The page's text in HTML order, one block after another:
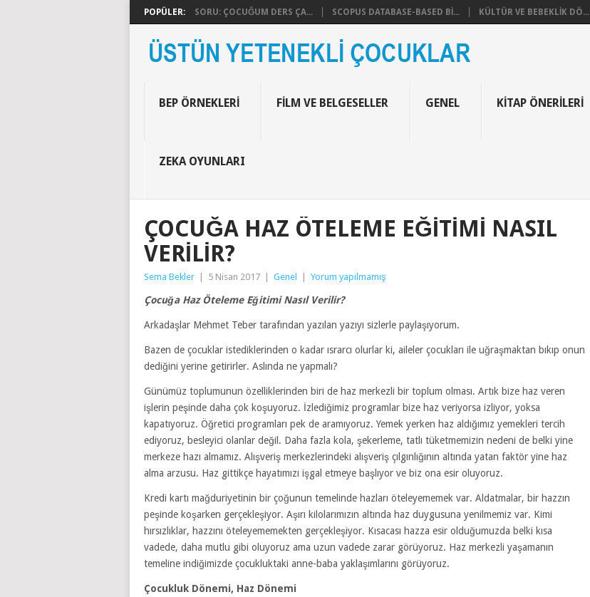
POPÜLER: SORU: ÇOCUĞUM DERS ÇA... SCOPUS DATABASE-BASED BI... KÜLTÜR VE BEBEKLIK DÖ...
BEP ÖRNEKLERI FILM VE BELGESELLER GENEL KITAP ÖNERILERI
ZEKA OYUNLARI
ÇOCUĞA HAZ ÖTELEME EĞITIMI NASIL
VERILIR?
Sema Bekler 5 Nisan 2017 Genel Yorum yapılmamış
Çocuğa Haz Öteleme Eğitimi Nasıl Verilir?
Arkadaşlar Mehmet Teber tarafından yazılan yazıyı sizlerle paylaşıyorum.
Bazen de çocuklar istediklerinden o kadar ısrarcı olurlar ki, aileler çocukları ile uğraşmaktan bıkıp onun
dediğini yerine getirirler. Aslında ne yapmalı?
Günümüz toplumunun özelliklerinden biri de haz merkezli bir toplum olması. Artık bize haz veren
işlerin peşinde daha çok koşuyoruz. İzlediğimiz programlar bize haz veriyorsa izliyor, yoksa
kapatıyoruz. Öğretici programları pek de aramıyoruz. Yemek yerken haz aldığımız yemekleri tercih
ediyoruz, besleyici olanlar değil. Daha fazla kola, şekerleme, tatlı tüketmemizin nedeni de belki yine
merkeze hazı almamız. Alışveriş merkezlerindeki alışveriş çılgınlığının altında yatan faktör yine haz
alma arzusu. Haz gittikçe hayatımızı işgal etmeye başlıyor ve biz ona esir oluyoruz.
Kredi kartı mağduriyetinin bir çoğunun temelinde hazları öteleyememek var. Aldatmalar, bir hazzın
peşinde koşarken gerçekleşiyor. Aşırı kilolarımızın altında haz duygusuna yenilmemiz var. Kimi
hırsızlıklar, hazzını öteleyememekten gerçekleşiyor. Kısacası hazza esir olduğumuzda belki kısa
vadede, daha mutlu gibi oluyoruz ama uzun vadede zarar görüyoruz. Haz merkezli yaşamanın
temeline indiğimizde çocukluktaki anne-baba yaklaşımlarını görüyoruz.
Çocukluk Dönemi, Haz Dönemi